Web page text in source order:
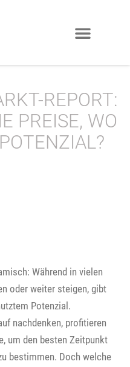
REPORT:
PREISE, WO
Während in vielen
oder weiter steigen, gibt
Potenzial.
nachdenken, profitieren
um den besten Zeitpunkt
bestimmen. Doch welche